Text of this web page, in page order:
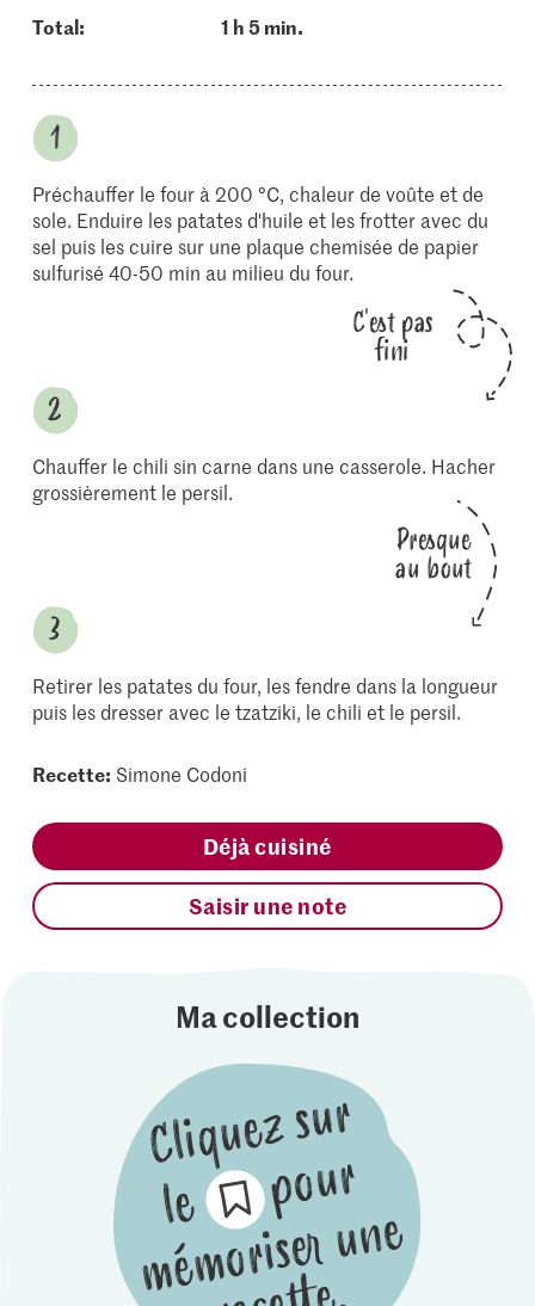
Total: 1 h 5 min.
Préchauffer le four à 200 °C, chaleur de voûte et de
sole. Enduire les patates d'huile et les frotter avec du
sel puis les cuire sur une plaque chemisée de papier
sulfurisé 40-50 min au milieu du four.
C'est pas
fini
Chauffer le chili sin carne dans une casserole. Hacher
grossièrement le persil.
Presque
au bout
Retirer les patates du four, les fendre dans la longueur
puis les dresser avec le tzatziki, le chili et le persil.
Recette: Simone Codoni
Déjà cuisiné
Saisir une note
Ma collection